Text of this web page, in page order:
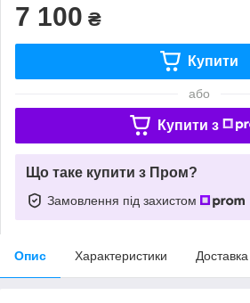
7 100 ₴
Купити
або
Купити з
Що таке купити з Пром?
Замовлення під захистом
Опис Характеристики Доставка